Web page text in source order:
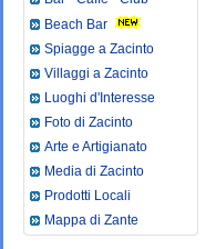
Beach Bar
Spiagge a Zacinto
Villaggi a Zacinto
Luoghi d'Interesse
Foto di Zacinto
Arte e Artigianato
Media di Zacinto
Prodotti Locali
Mappa di Zante